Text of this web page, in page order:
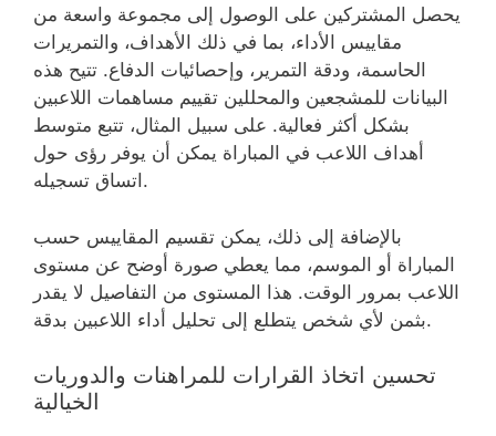
يحصل المشتركين على الوصول إلى مجموعة واسعة من
مقاييس الأداء، بما في ذلك الأهداف، والتمريرات
الحاسمة، ودقة التمرير، وإحصائيات الدفاع. تتيح هذه
البيانات للمشجعين والمحللين تقييم مساهمات اللاعبين
بشكل أكثر فعالية. على سبيل المثال، تتبع متوسط
أهداف اللاعب في المباراة يمكن أن يوفر رؤى حول
اتساق تسجيله.
بالإضافة إلى ذلك، يمكن تقسيم المقاييس حسب
المباراة أو الموسم، مما يعطي صورة أوضح عن مستوى
اللاعب بمرور الوقت. هذا المستوى من التفاصيل لا يقدر
بثمن لأي شخص يتطلع إلى تحليل أداء اللاعبين بدقة.
تحسين اتخاذ القرارات للمراهنات والدوريات
الخيالية